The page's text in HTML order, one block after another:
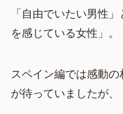
「自由でいたい男性
を感じている女性」。
スペイン編では感動
が待っていましたが、